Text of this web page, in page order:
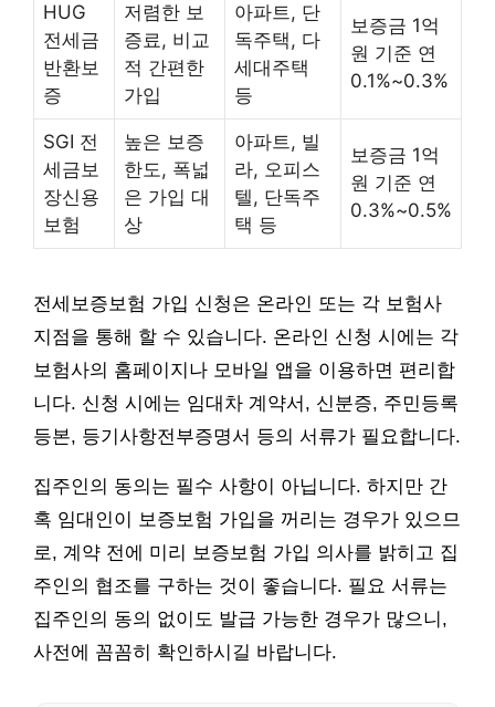
HUG
전세금
반환보
증
저렴한 보
증료, 비교
적 간편한
가입
아파트, 단
독주택, 다
세대주택
등
보증금 1억
원 기준 연
0.1%~0.3%
SGI 전
세금보
장신용
보험
높은 보증
한도, 폭넓
은 가입 대
상
아파트, 빌
라, 오피스
텔, 단독주
택 등
보증금 1억
원 기준 연
0.3%~0.5%
전세보증보험 가입 신청은 온라인 또는 각 보험사
지점을 통해 할 수 있습니다. 온라인 신청 시에는 각
보험사의 홈페이지나 모바일 앱을 이용하면 편리합
니다. 신청 시에는 임대차 계약서, 신분증, 주민등록
등본, 등기사항전부증명서 등의 서류가 필요합니다.
집주인의 동의는 필수 사항이 아닙니다. 하지만 간
혹 임대인이 보증보험 가입을 꺼리는 경우가 있으므
로, 계약 전에 미리 보증보험 가입 의사를 밝히고 집
주인의 협조를 구하는 것이 좋습니다. 필요 서류는
집주인의 동의 없이도 발급 가능한 경우가 많으니,
사전에 꼼꼼히 확인하시길 바랍니다.